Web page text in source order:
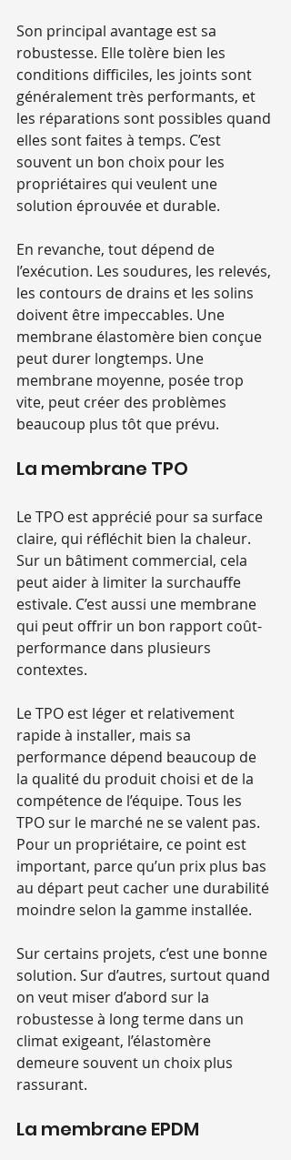
Son principal avantage est sa
robustesse. Elle tolère bien les
conditions difficiles, les joints sont
généralement très performants, et
les réparations sont possibles quand
elles sont faites à temps. C’est
souvent un bon choix pour les
propriétaires qui veulent une
solution éprouvée et durable.
En revanche, tout dépend de
l’exécution. Les soudures, les relevés,
les contours de drains et les solins
doivent être impeccables. Une
membrane élastomère bien conçue
peut durer longtemps. Une
membrane moyenne, posée trop
vite, peut créer des problèmes
beaucoup plus tôt que prévu.
La membrane TPO
Le TPO est apprécié pour sa surface
claire, qui réfléchit bien la chaleur.
Sur un bâtiment commercial, cela
peut aider à limiter la surchauffe
estivale. C’est aussi une membrane
qui peut offrir un bon rapport coût-
performance dans plusieurs
contextes.
Le TPO est léger et relativement
rapide à installer, mais sa
performance dépend beaucoup de
la qualité du produit choisi et de la
compétence de l’équipe. Tous les
TPO sur le marché ne se valent pas.
Pour un propriétaire, ce point est
important, parce qu’un prix plus bas
au départ peut cacher une durabilité
moindre selon la gamme installée.
Sur certains projets, c’est une bonne
solution. Sur d’autres, surtout quand
on veut miser d’abord sur la
robustesse à long terme dans un
climat exigeant, l’élastomère
demeure souvent un choix plus
rassurant.
La membrane EPDM